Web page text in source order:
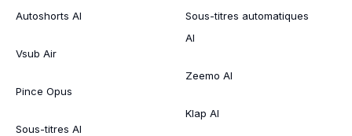
Autoshorts AI
Vsub Air
Pince Opus
Sous-titres AI
Sous-titres automatiques
AI
Zeemo AI
Klap AI